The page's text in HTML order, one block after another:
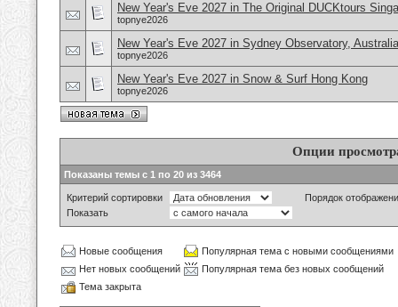
New Year's Eve 2027 in The Original DUCKtours
topnye2026
New Year's Eve 2027 in Sydney Observatory, Australia
topnye2026
New Year's Eve 2027 in Snow & Surf Hong Kong
topnye2026
Опции
Показаны темы с 1 по 20 из 3464
Критерий сортировки
Порядок
Показать
Новые сообщения
Популярная тема с новыми сообщениями
Нет новых сообщений
Популярная тема без новых сообщений
Тема закрыта